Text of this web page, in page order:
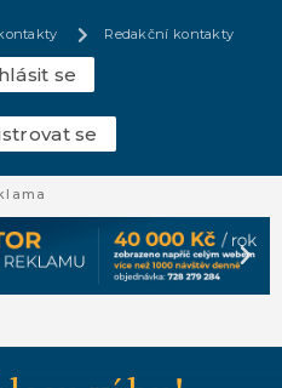
Redakční kontakty
se
se